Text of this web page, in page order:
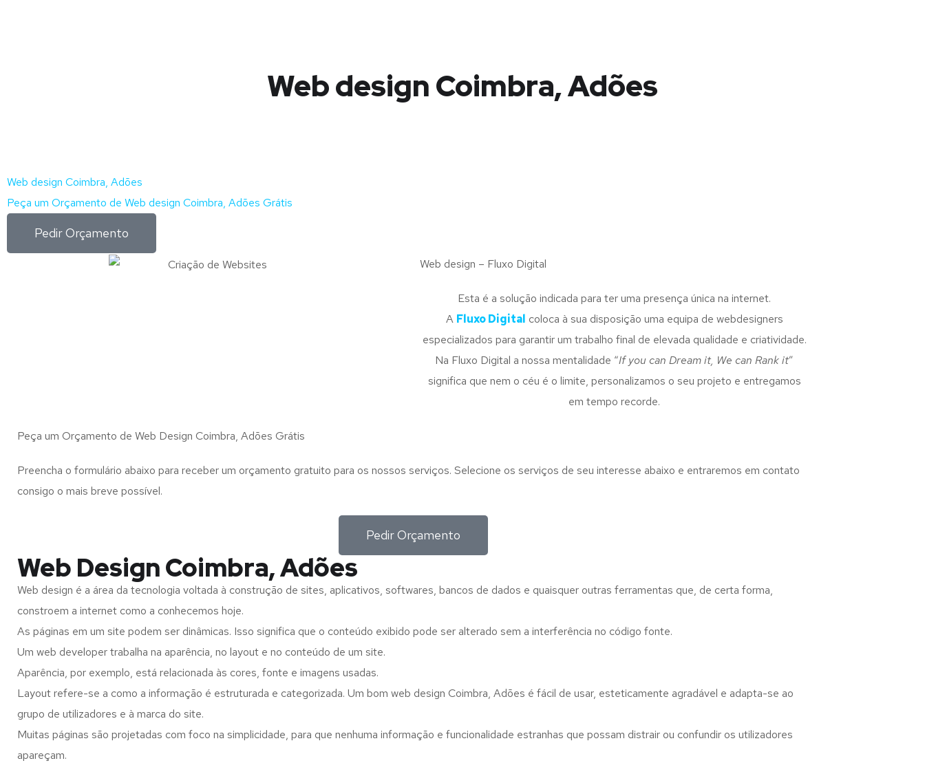
Web design Coimbra, Adões
Web design Coimbra, Adões
Peça um Orçamento de Web design Coimbra, Adões Grátis
Pedir Orçamento
Web design – Fluxo Digital
Esta é a solução indicada para ter uma presença única na internet.
A Fluxo Digital coloca à sua disposição uma equipa de webdesigners
especializados para garantir um trabalho final de elevada qualidade e criatividade.
Na Fluxo Digital a nossa mentalidade “If you can Dream it, We can Rank it”
significa que nem o céu é o limite, personalizamos o seu projeto e entregamos
em tempo recorde.
Peça um Orçamento de Web Design Coimbra, Adões Grátis
Preencha o formulário abaixo para receber um orçamento gratuito para os nossos serviços. Selecione os serviços de seu interesse abaixo e entraremos em contato
consigo o mais breve possível.
Pedir Orçamento
Web Design Coimbra, Adões
Web design é a área da tecnologia voltada à construção de sites, aplicativos, softwares, bancos de dados e quaisquer outras ferramentas que, de certa forma,
constroem a internet como a conhecemos hoje.
As páginas em um site podem ser dinâmicas. Isso significa que o conteúdo exibido pode ser alterado sem a interferência no código fonte.
Um web developer trabalha na aparência, no layout e no conteúdo de um site.
Aparência, por exemplo, está relacionada às cores, fonte e imagens usadas.
Layout refere-se a como a informação é estruturada e categorizada. Um bom web design Coimbra, Adões é fácil de usar, esteticamente agradável e adapta-se ao
grupo de utilizadores e à marca do site.
Muitas páginas são projetadas com foco na simplicidade, para que nenhuma informação e funcionalidade estranhas que possam distrair ou confundir os utilizadores
apareçam.